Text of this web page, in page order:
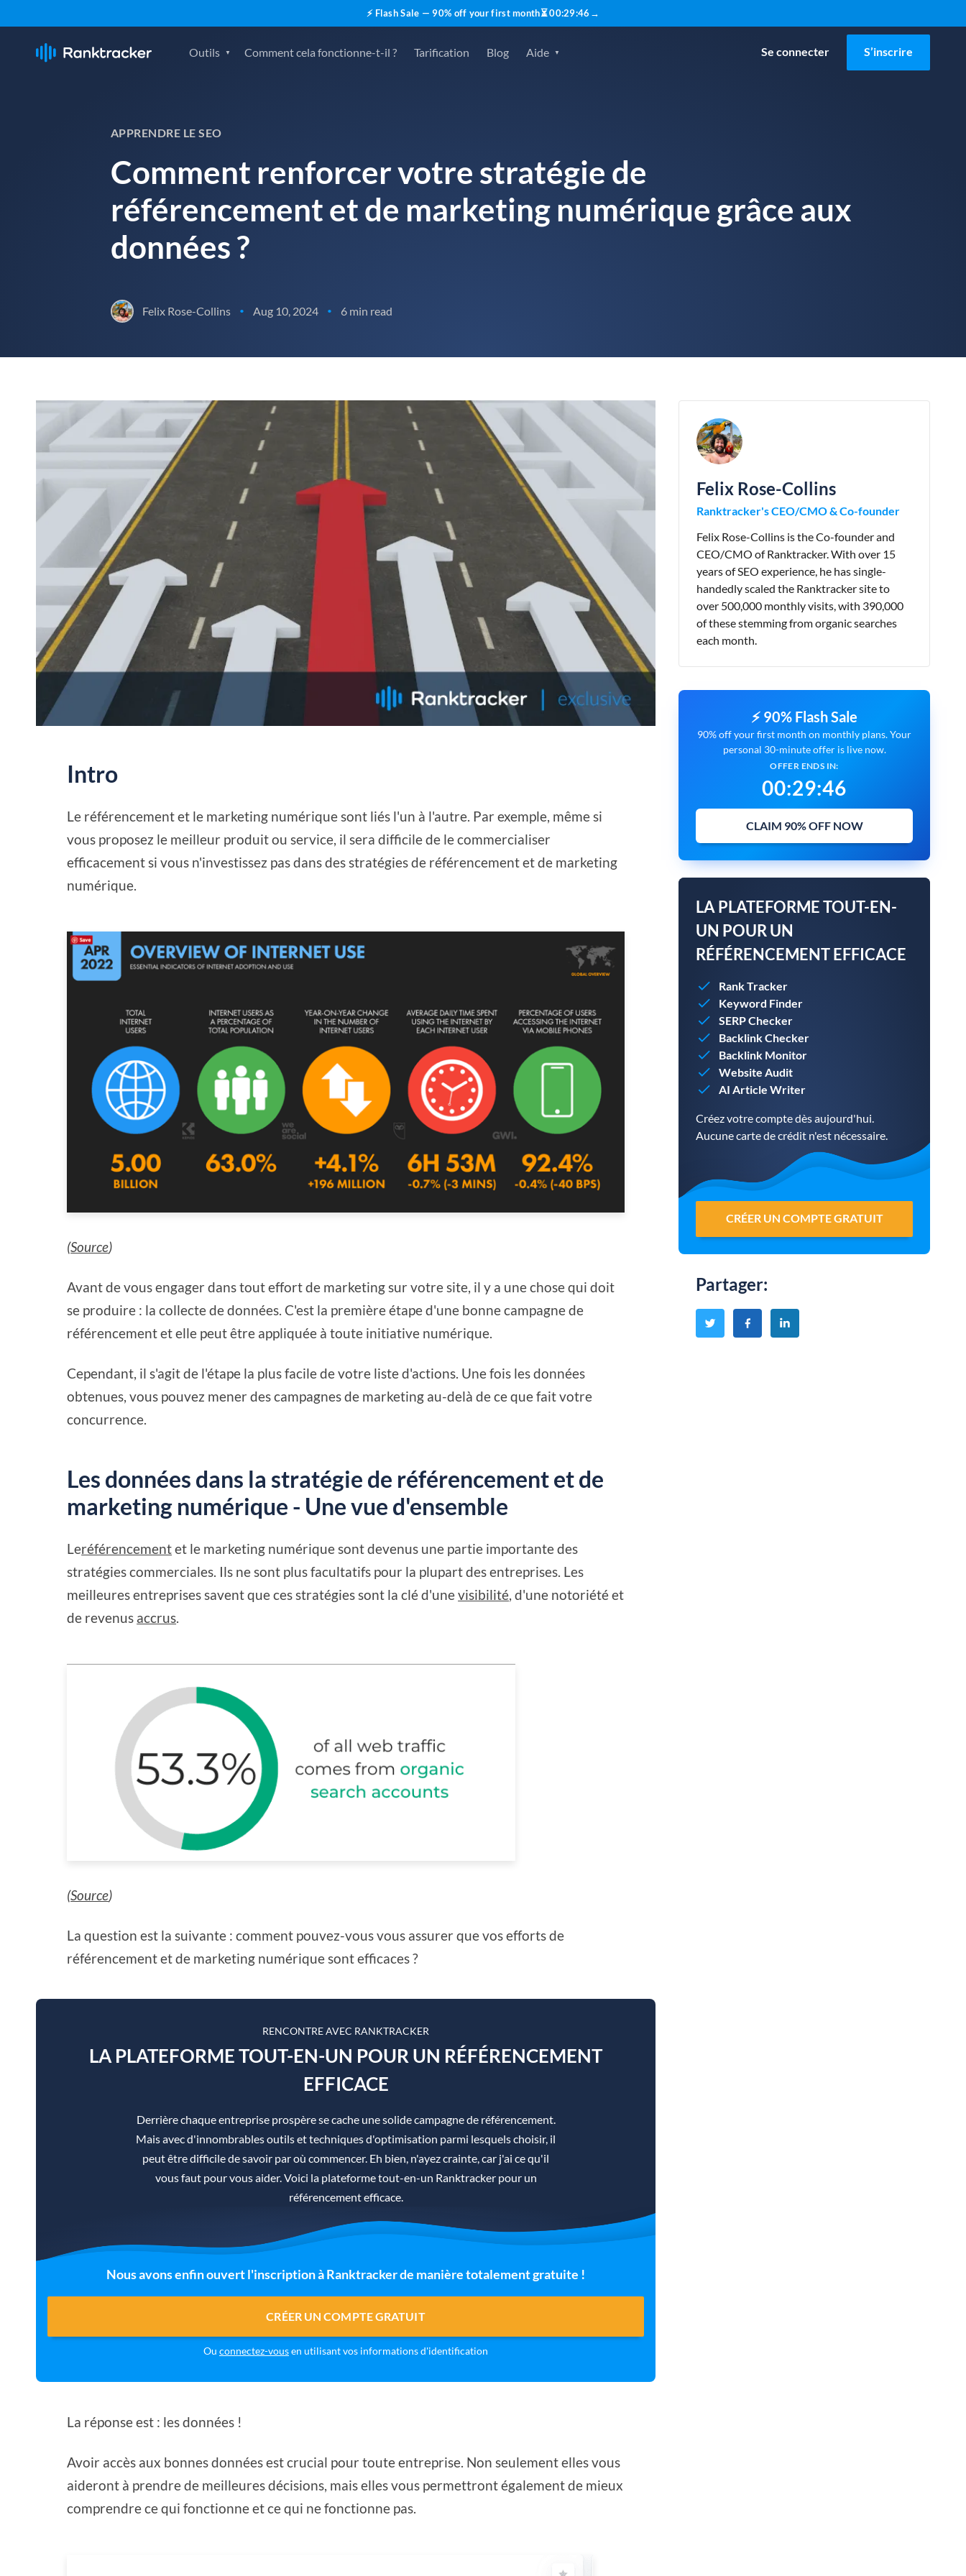
⚡ Flash Sale — 90% off your first month⏳00:29:45 →
Outils Comment cela fonctionne-t-il ? Tarification Blog Aide Se connecter S’inscrire
APPRENDRE LE SEO
Comment renforcer votre stratégie de
référencement et de marketing numérique grâce aux
données ?
Felix Rose-Collins • Aug 10, 2024 • 6 min read
Intro
Le référencement et le marketing numérique sont liés l'un à l'autre. Par exemple, même si
vous proposez le meilleur produit ou service, il sera difficile de le commercialiser
efficacement si vous n'investissez pas dans des stratégies de référencement et de marketing
numérique.
(Source)
Avant de vous engager dans tout effort de marketing sur votre site, il y a une chose qui doit
se produire : la collecte de données. C'est la première étape d'une bonne campagne de
référencement et elle peut être appliquée à toute initiative numérique.
Cependant, il s'agit de l'étape la plus facile de votre liste d'actions. Une fois les données
obtenues, vous pouvez mener des campagnes de marketing au-delà de ce que fait votre
concurrence.
Les données dans la stratégie de référencement et de
marketing numérique - Une vue d'ensemble
Leréférencementet le marketing numérique sont devenus une partie importante des
stratégies commerciales. Ils ne sont plus facultatifs pour la plupart des entreprises. Les
meilleures entreprises savent que ces stratégies sont la clé d'unevisibilité, d'une notoriété et
de revenus accrus.
(Source)
La question est la suivante : comment pouvez-vous vous assurer que vos efforts de
référencement et de marketing numérique sont efficaces ?
RENCONTRE AVEC RANKTRACKER
LA PLATEFORME TOUT-EN-UN POUR UN RÉFÉRENCEMENT
EFFICACE
Derrière chaque entreprise prospère se cache une solide campagne de référencement.
Mais avec d'innombrables outils et techniques d'optimisation parmi lesquels choisir, il
peut être difficile de savoir par où commencer. Eh bien, n'ayez crainte, car j'ai ce qu'il
vous faut pour vous aider. Voici la plateforme tout-en-un Ranktracker pour un
référencement efficace.
Nous avons enfin ouvert l'inscription à Ranktracker de manière totalement gratuite !
CRÉER UN COMPTE GRATUIT
Ou connectez-vousen utilisant vos informations d'identification
La réponse est : les données !
Avoir accès aux bonnes données est crucial pour toute entreprise. Non seulement elles vous
aideront à prendre de meilleures décisions, mais elles vous permettront également de mieux
comprendre ce qui fonctionne et ce qui ne fonctionne pas.
Felix Rose-Collins
Ranktracker's CEO/CMO & Co-founder
Felix Rose-Collins is the Co-founder and
CEO/CMO of Ranktracker. With over 15
years of SEO experience, he has single-
handedly scaled the Ranktracker site to
over 500,000 monthly visits, with 390,000
of these stemming from organic searches
each month.
⚡ 90% Flash Sale
90% off your first month on monthly plans. Your
personal 30-minute offer is live now.
OFFER ENDS IN:
00:29:45
CLAIM 90% OFF NOW
LA PLATEFORME TOUT-EN-
UN POUR UN
RÉFÉRENCEMENT EFFICACE
Rank Tracker
Keyword Finder
SERP Checker
Backlink Checker
Backlink Monitor
Website Audit
AI Article Writer
Créez votre compte dès aujourd'hui.
Aucune carte de crédit n'est nécessaire.
CRÉER UN COMPTE GRATUIT
Partager: